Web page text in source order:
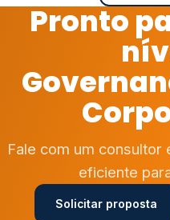
Pronto
Fale com um consultor
eficiente
Solicitar proposta